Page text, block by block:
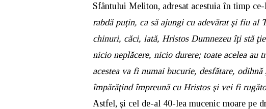
Sfântului Meliton, adresat acestuia în timp
rabdă puţin, ca să ajungi cu adevărat şi fiu
chinuri, căci, iată, Hristos Dumnezeu îţi stă
nicio neplăcere, nicio durere; toate acelea au
acestea va fi numai bucurie, desfătare,
împărăţind împreună cu Hristos şi vei fi
Astfel, și cel de-al 40-lea mucenic moare pe